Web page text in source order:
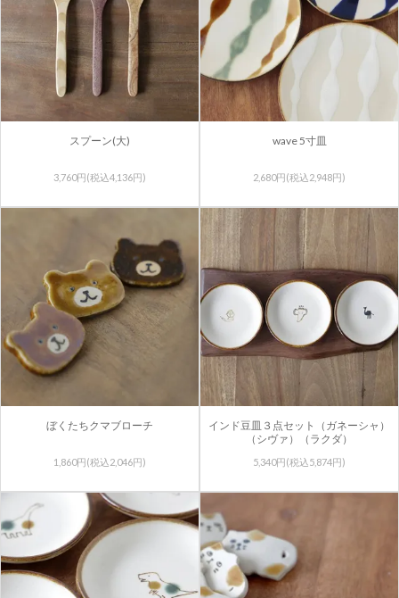
スプーン(大)
3,760円(税込4,136円)
wave 5寸皿
2,680円(税込2,948円)
ぼくたちクマブローチ
1,860円(税込2,046円)
インド豆皿３点セット（ガネーシャ）
（シヴァ）（ラクダ）
5,340円(税込5,874円)